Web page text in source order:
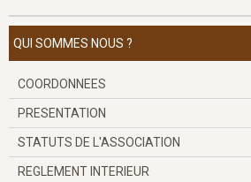
QUI SOMMES NOUS ?
COORDONNEES
PRESENTATION
STATUTS DE L'ASSOCIATION
REGLEMENT INTERIEUR